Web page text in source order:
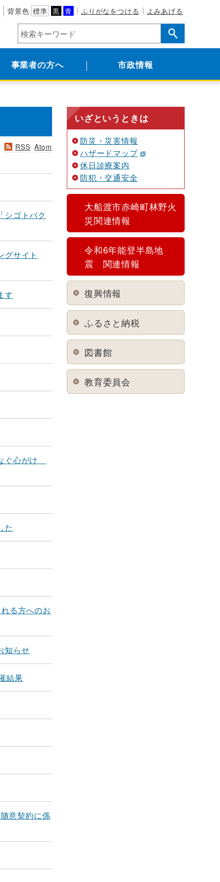
背景色 標準 黒 青 ふりがなをつける よみあげる
事業者の方へ 市政情報
RSS Atom
シゴトバク
グサイト
す
ぐ心がけ
た
る方へのお
知らせ
結果
意契約に係
いざというときは
防災・災害情報
ハザードマップ
休日診療案内
防犯・交通安全
大船渡市赤崎町林野火
災関連情報
令和6年能登半島地
震 関連情報
復興情報
ふるさと納税
図書館
教育委員会